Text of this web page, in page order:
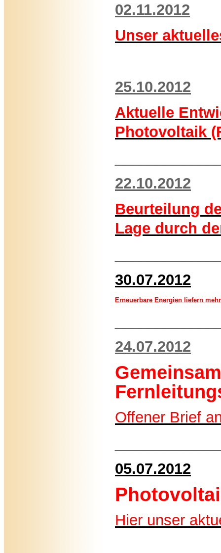
02.11.2012
Unser
25.10.2012
Aktuelle
Photovoltaik
22.10.2012
Beurteilung
Lage durch
30.07.2012
Erneuerbare Energien liefern
24.07.2012
Offener Brief
05.07.2012
Hier unser